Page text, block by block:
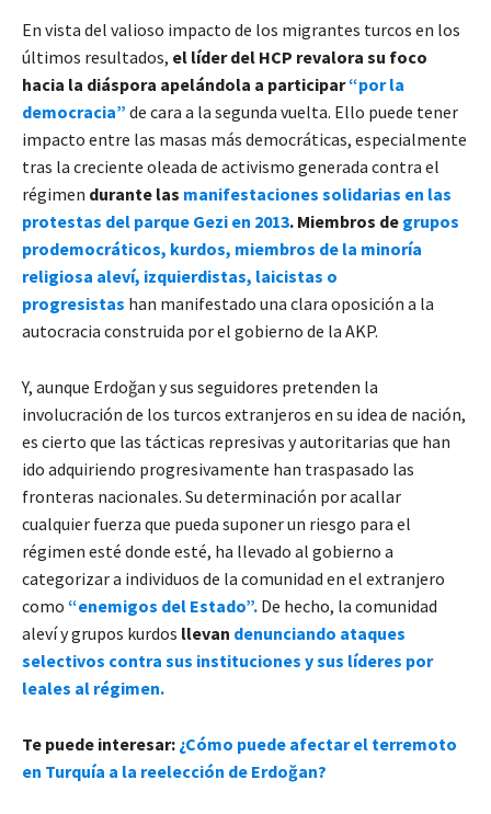
En vista del valioso impacto de los migrantes turcos en los
últimos resultados, el líder del HCP revalora su foco
hacia la diáspora apelándola a participar“por la
democracia” de cara a la segunda vuelta. Ello puede tener
impacto entre las masas más democráticas, especialmente
tras la creciente oleada de activismo generada contra el
régimen durante las manifestaciones solidarias en las
protestas del parque Gezi en 2013. Miembros de grupos
prodemocráticos, kurdos, miembros de la minoría
religiosa aleví, izquierdistas, laicistas o
progresistas han manifestado una clara oposición a la
autocracia construida por el gobierno de la AKP.
Y, aunque Erdoğan y sus seguidores pretenden la
involucración de los turcos extranjeros en su idea de nación,
es cierto que las tácticas represivas y autoritarias que han
ido adquiriendo progresivamente han traspasado las
fronteras nacionales. Su determinación por acallar
cualquier fuerza que pueda suponer un riesgo para el
régimen esté donde esté, ha llevado al gobierno a
categorizar a individuos de la comunidad en el extranjero
como “enemigos del Estado”. De hecho, la comunidad
aleví y grupos kurdos llevan denunciando ataques
selectivos contra sus instituciones y sus líderes por
leales al régimen.
Te puede interesar: ¿Cómo puede afectar el terremoto
en Turquía a la reelección de Erdoğan?